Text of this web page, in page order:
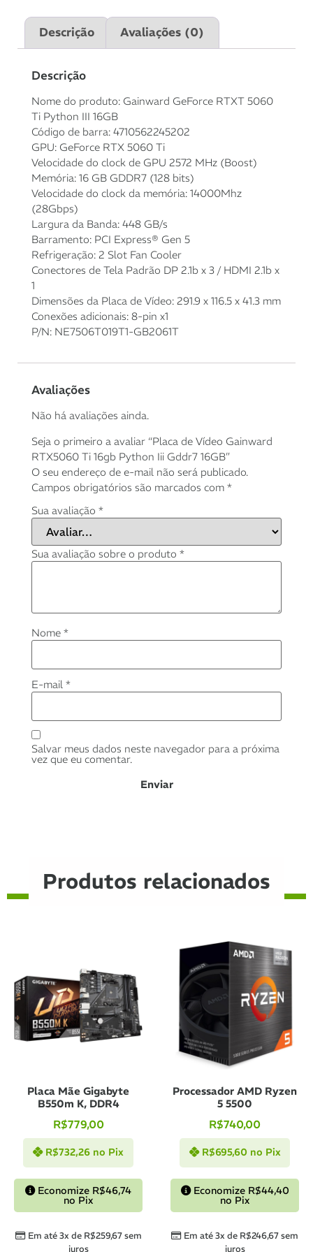
2x deR$ 2.275,00
sem juros
R$
3x de
sem juros
4x deR$1.143,19
com juros
5x deR$ 917,28com
juros
R$
6x deR$768,95 com
juros
juros
4.659,20
8x deR$585,70com
juros
10x deR$475,48
com juros
11x deR$436,39
com juros
R$4.800,29
12x deR$403,81
com juros
R$4.845,72
Descrição Avaliações (0)
Descrição
Nome do produto: Gainward GeForce RTXT 5060
Ti Python III 16GB
Código de barra: 4710562245202
GPU: GeForce RTX 5060 Ti
Velocidade do clock de GPU 2572 MHz (Boost)
Memória: 16 GB GDDR7 (128 bits)
Velocidade do clock da memória: 14000Mhz
(28Gbps)
Largura da Banda: 448 GB/s
Barramento: PCI Express® Gen 5
Refrigeração: 2 Slot Fan Cooler
Conectores de Tela Padrão DP 2.1b x 3 / HDMI 2.1b x
1
Dimensões da Placa de Vídeo: 291.9 x 116.5 x 41.3 mm
Conexões adicionais: 8-pin x1
P/N: NE7506T019T1-GB2061T
Avaliações
Não há avaliações ainda.
Seja o primeiro a avaliar “Placa de Vídeo Gainward
RTX5060 Ti 16gb Python Iii Gddr7 16GB”
O seu endereço de e-mail não será publicado.
Campos obrigatórios são marcados com *
Sua avaliação *
Sua avaliação sobre o produto *
Nome *
E-mail *
Salvar meus dados neste navegador para a próxima
vez que eu comentar.
Produtos relacionados
Placa Mãe Gigabyte
B550m K, DDR4
R$779,00
Em até 3x de R$259,67sem
juros
R$732,26 no Pix
Economize R$46,74
no Pix
Processador AMD Ryzen
5 5500
R$740,00
Em até 3x de R$246,67sem
juros
R$695,60 no Pix
Economize R$44,40
no Pix